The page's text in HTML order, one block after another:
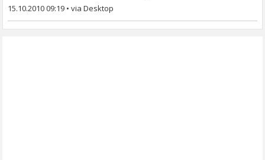
15.10.2010 09:19 •